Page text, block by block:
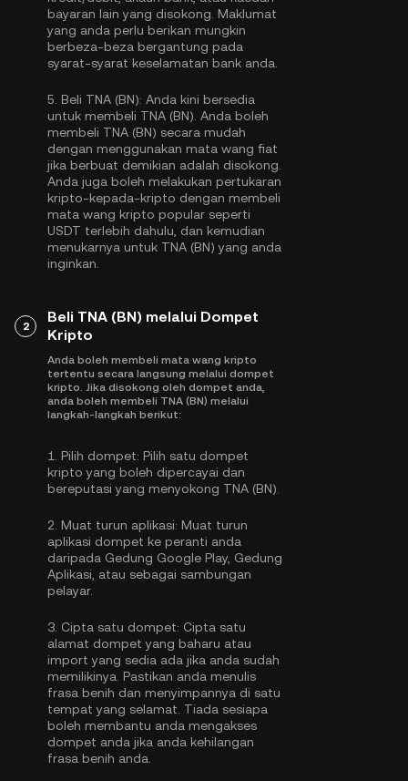
bayaran lain yang disokong. Maklumat
yang anda perlu berikan mungkin
berbeza-beza bergantung pada
syarat-syarat keselamatan bank anda.
5. Beli TNA (BN): Anda kini bersedia
untuk membeli TNA (BN). Anda boleh
membeli TNA (BN) secara mudah
dengan menggunakan mata wang fiat
jika berbuat demikian adalah disokong.
Anda juga boleh melakukan pertukaran
kripto-kepada-kripto dengan membeli
mata wang kripto popular seperti
USDT terlebih dahulu, dan kemudian
menukarnya untuk TNA (BN) yang anda
inginkan.
2
Beli TNA (BN) melalui Dompet
Kripto
Anda boleh membeli mata wang kripto
tertentu secara langsung melalui dompet
kripto. Jika disokong oleh dompet anda,
anda boleh membeli TNA (BN) melalui
langkah-langkah berikut:
1. Pilih dompet: Pilih satu dompet
kripto yang boleh dipercayai dan
bereputasi yang menyokong TNA (BN).
2. Muat turun aplikasi: Muat turun
aplikasi dompet ke peranti anda
daripada Gedung Google Play, Gedung
Aplikasi, atau sebagai sambungan
pelayar.
3. Cipta satu dompet: Cipta satu
alamat dompet yang baharu atau
import yang sedia ada jika anda sudah
memilikinya. Pastikan anda menulis
frasa benih dan menyimpannya di satu
tempat yang selamat. Tiada sesiapa
boleh membantu anda mengakses
dompet anda jika anda kehilangan
frasa benih anda.